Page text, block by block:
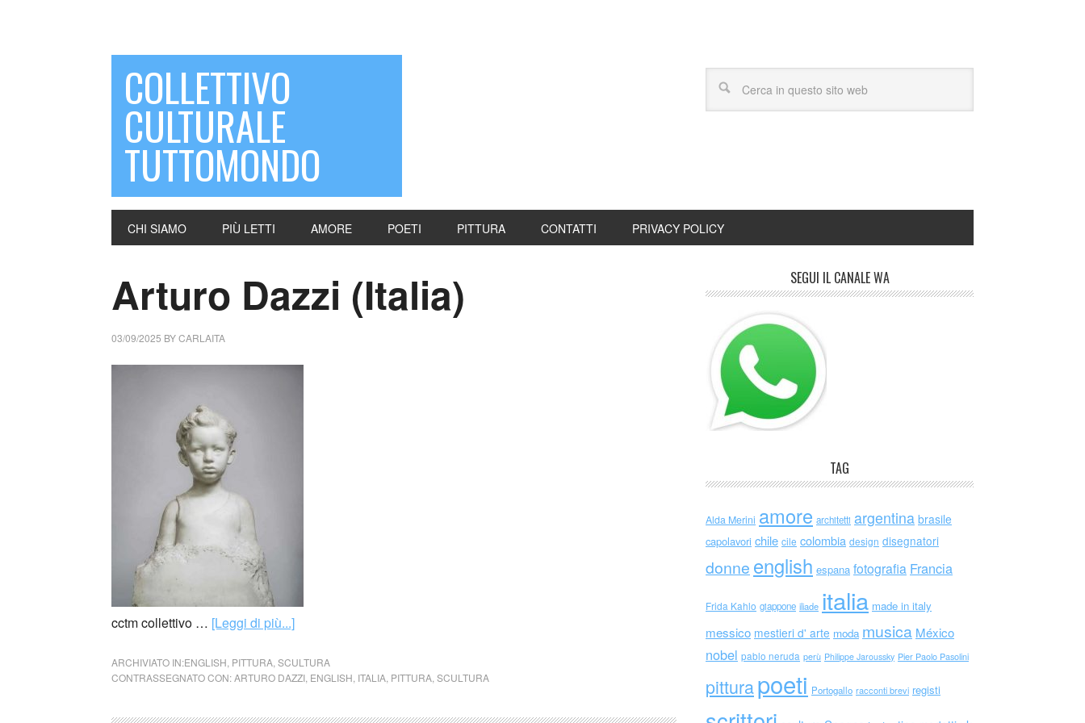
COLLETTIVO
CULTURALE
TUTTOMONDO
CHI SIAMO PIÙ LETTI AMORE POETI PITTURA CONTATTI PRIVACY POLICY
Arturo Dazzi (Italia)
03/09/2025 BYCARLAITA
cctm collettivo … [Leggi di più...]
ARCHIVIATO IN:ENGLISH PITTURA SCULTURA
CONTRASSEGNATO CON:ARTURO DAZZI ENGLISH ITALIA PITTURA SCULTURA
SEGUI IL CANALE WA
TAG
Alda Merini amore architetti argentina brasile
capolavori chile cile colombia design disegnatori
donne english espana fotografia Francia
Frida Kahlo giappone iliade italia made in italy
messico mestieri d' arte moda musica México
nobel pablo neruda perù Philippe Jaroussky Pier Paolo Pasolini
pitturapoeti Portogallo racconti brevi registi